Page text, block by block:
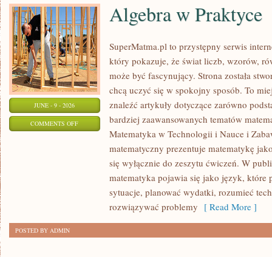
JUNE - 9 - 2026
COMMENTS OFFON
PRAKTYCE
Algebra w Praktyce
SuperMatma.pl to przystępny serwis
który pokazuje, że świat liczb, wzorów,
może być fascynujący. Strona została
chcą uczyć się w spokojny sposób. To
znaleźć artykuły dotyczące zarówno
bardziej zaawansowanych tematów
Matematyka w Technologii i Nauce i
matematyczny prezentuje matematykę
się wyłącznie do zeszytu ćwiczeń. W
matematyka pojawia się jako język, które
sytuacje, planować wydatki, rozumieć
rozwiązywać problemy [ Read More ]
POSTED BY ADMIN